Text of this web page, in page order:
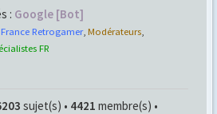
: Google [Bot]
France Retrogamer, Modérateurs
FR
sujet(s) • 4421 membre(s) •